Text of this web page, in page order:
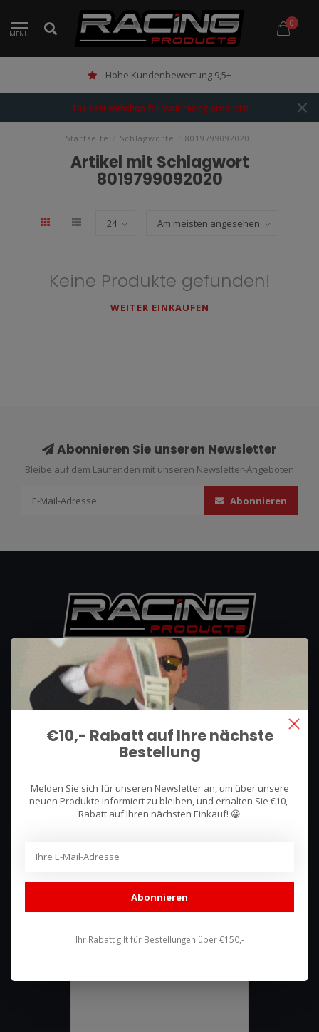
MENU
0
Hohe Kundenbewertung 9,5+
The best webshop for your racing products!
Startseite Schlagworte 8019799092020
Artikel mit Schlagwort
8019799092020
Keine Produkte gefunden!
WEITER EINKAUFEN
Abonnieren Sie unseren Newsletter
Bleibe auf dem Laufenden mit unseren Newsletter-Angeboten
Abonnieren
We use what we sell, that's the difference!
Hullerpad 13Q
Lunteren, Nederland
085 744 4602
shop@racing-products.com
Bewertungen
€10,- Rabatt auf Ihre nächste
Bestellung
Melden Sie sich für unseren Newsletter an, um über unsere
neuen Produkte informiert zu bleiben, und erhalten Sie €10,-
Rabatt auf Ihren nächsten Einkauf! 😀
Abonnieren
Ihr Rabatt gilt für Bestellungen über €150,-